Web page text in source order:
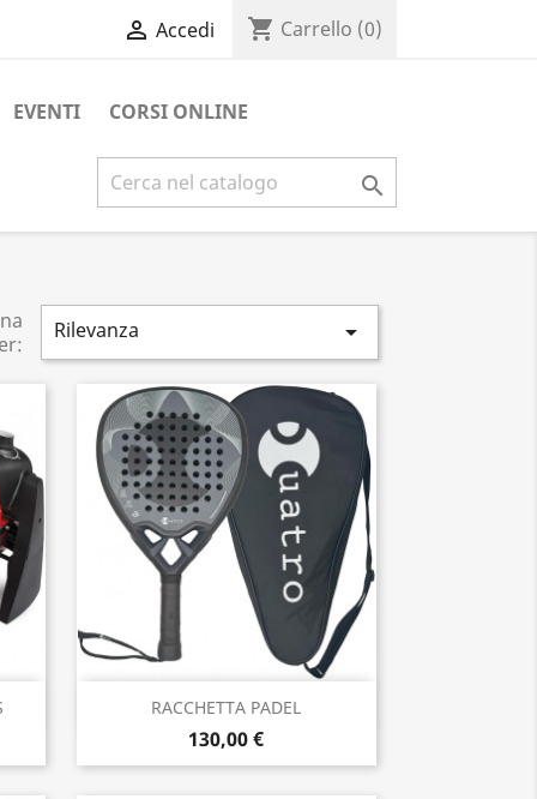
 Accedi shopping_cart Carrello (0)
EVENTI CORSI ONLINE

Rilevanza 
RACCHETTA PADEL
130,00 €
Anteprima